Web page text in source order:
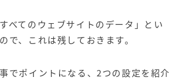
べてのウェブサイトのデータ」とい
で、これは残しておきます。
でポイントになる、2つの設定を紹介